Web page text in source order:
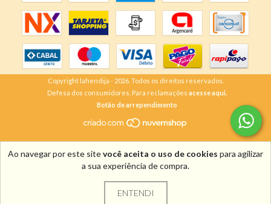
Ao navegar por este sitevocê aceita o uso de cookies para agilizar
a sua experiência de compra.
ENTENDI
Copyright lahendija - 2026. Todos os direitos reservados.
Defesa dos consumidores. Para reclamações acesse aqui.
Botão de arrependimento